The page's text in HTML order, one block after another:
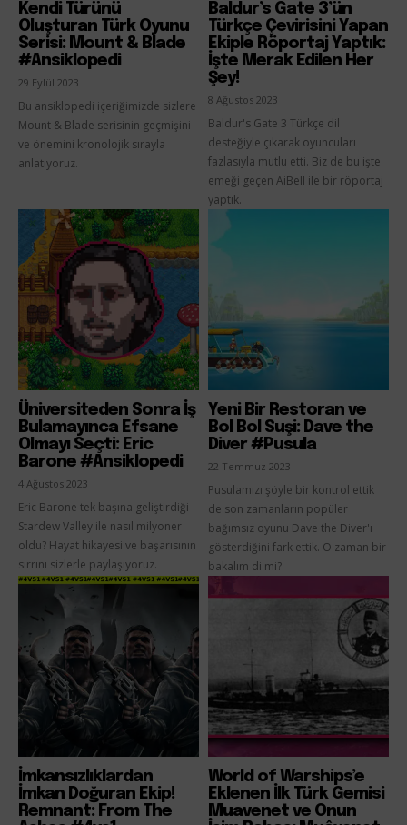
Kendi Türünü
Oluşturan Türk Oyunu
Serisi: Mount & Blade
#Ansiklopedi
29 Eylül 2023
Bu ansiklopedi içeriğimizde sizlere
Mount & Blade serisinin geçmişini
ve önemini kronolojik sırayla
anlatıyoruz.
Baldur’s Gate 3’ün
Türkçe Çevirisini Yapan
Ekiple Röportaj Yaptık:
İşte Merak Edilen Her
Şey!
8 Ağustos 2023
Baldur's Gate 3 Türkçe dil
desteğiyle çıkarak oyuncuları
fazlasıyla mutlu etti. Biz de bu işte
emeği geçen AiBell ile bir röportaj
yaptık.
Üniversiteden Sonra İş
Bulamayınca Efsane
Olmayı Seçti: Eric
Barone #Ansiklopedi
4 Ağustos 2023
Eric Barone tek başına geliştirdiği
Stardew Valley ile nasıl milyoner
oldu? Hayat hikayesi ve başarısının
sırrını sizlerle paylaşıyoruz.
Yeni Bir Restoran ve
Bol Bol Suşi: Dave the
Diver #Pusula
22 Temmuz 2023
Pusulamızı şöyle bir kontrol ettik
de son zamanların popüler
bağımsız oyunu Dave the Diver'ı
gösterdiğini fark ettik. O zaman bir
bakalım di mi?
İmkansızlıklardan
İmkan Doğuran Ekip!
Remnant: From The
World of Warships’e
Eklenen İlk Türk Gemisi
Muavenet ve Onun